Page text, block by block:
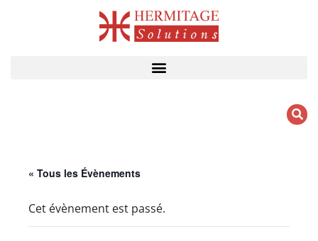
« Tous les Évènements
Cet évènement est passé.